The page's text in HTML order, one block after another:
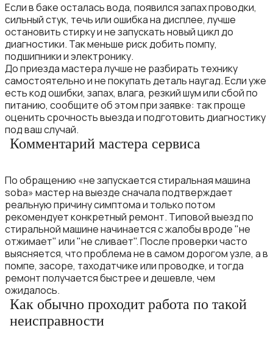
Если в баке осталась вода, появился запах проводки,
сильный стук, течь или ошибка на дисплее, лучше
остановить стирку и не запускать новый цикл до
диагностики. Так меньше риск добить помпу,
подшипники и электронику.
До приезда мастера лучше не разбирать технику
самостоятельно и не покупать деталь наугад. Если уже
есть код ошибки, запах, влага, резкий шум или сбой по
питанию, сообщите об этом при заявке: так проще
оценить срочность выезда и подготовить диагностику
под ваш случай.
Комментарий мастера сервиса
По обращению «не запускается стиральная машина
soba» мастер на выезде сначала подтверждает
реальную причину симптома и только потом
рекомендует конкретный ремонт. Типовой выезд по
стиральной машине начинается с жалобы вроде "не
отжимает" или "не сливает". После проверки часто
выясняется, что проблема не в самом дорогом узле, а в
помпе, засоре, таходатчике или проводке, и тогда
ремонт получается быстрее и дешевле, чем
ожидалось.
Как обычно проходит работа по такой
неисправности